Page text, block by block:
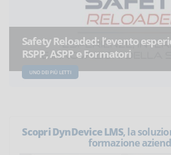
Safety Reloaded: l’evento
RSPP, ASPP e Formatori
UNO DEI PIÙ LETTI
Scopri DynDevice LMS, la
formazione